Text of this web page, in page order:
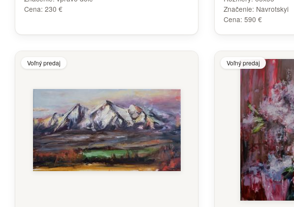
Cena: 230 €
Značenie: Navrotskyi
Cena:590 €
Voľný predaj Voľný predaj